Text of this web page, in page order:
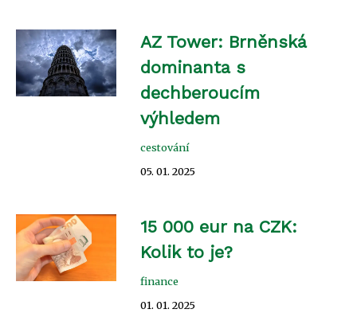
AZ Tower: Brněnská
dominanta s
dechberoucím
výhledem
cestování
05. 01. 2025
15 000 eur na CZK:
Kolik to je?
finance
01. 01. 2025